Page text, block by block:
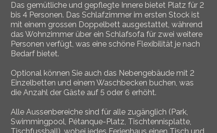
Das gemütliche und gepflegte Innere bietet Platz für 2
bis 4 Personen. Das Schlafzimmer im ersten Stock ist
mit einem grossen Doppelbett ausgestattet, während
das Wohnzimmer über ein Schlafsofa für zwei weitere
Personen verfügt, was eine schöne Flexibilität je nach
Bedarf bietet.
Optional können Sie auch das Nebengebäude mit 2
Einzelbetten und einem Waschbecken buchen, was
die Anzahl der Gäste auf 5 oder 6 erhöht.
Alle Aussenbereiche sind für alle zugänglich (Park,
Swimmingpool, Pétanque-Platz, Tischtennisplatte,